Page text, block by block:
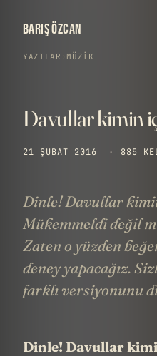
BARIŞ ÖZCAN
YAZILAR MÜZIK
Davullar kimin
21 ŞUBAT 2016 · 885
Dinle! Davullar
Mükemmeldi değil
Zaten o yüzden
deney yapacağız.
farklı versiyonunu
Dinle! Davullar